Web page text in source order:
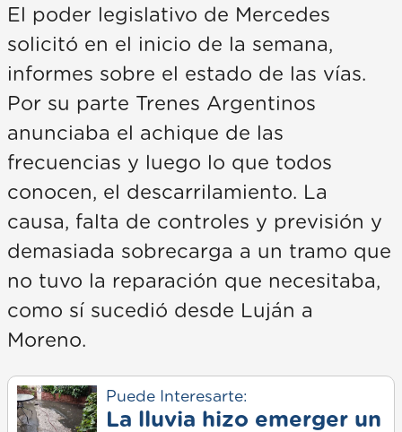
El poder legislativo de Mercedes
solicitó en el inicio de la semana,
informes sobre el estado de las vías.
Por su parte Trenes Argentinos
anunciaba el achique de las
frecuencias y luego lo que todos
conocen, el descarrilamiento. La
causa, falta de controles y previsión y
demasiada sobrecarga a un tramo que
no tuvo la reparación que necesitaba,
como sí sucedió desde Luján a
Moreno.
Puede Interesarte:
La lluvia hizo emerger un